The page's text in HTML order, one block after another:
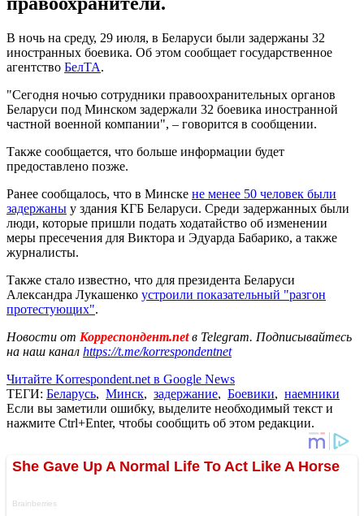
В ночь на среду, 29 июля, в Беларуси были задержаны 32
иностранных боевика. Об этом сообщает государственное
агентство БелТА.
"Сегодня ночью сотрудники правоохранительных органов
Беларуси под Минском задержали 32 боевика иностранной
частной военной компании", – говорится в сообщении.
Также сообщается, что больше информации будет
предоставлено позже.
Ранее сообщалось, что в Минске не менее 50 человек были
задержаны у здания КГБ Беларуси. Среди задержанных были
люди, которые пришли подать ходатайство об изменении
меры пресечения для Виктора и Эдуарда Бабарико, а также
журналисты.
Также стало известно, что для президента Беларуси
Александра Лукашенко устроили показательный "разгон
протестующих".
Новости от Корреспондент.netв Telegram. Подписывайтесь
на наш канал https://t.me/korrespondentnet
Читайте Korrespondent.net в Google News
ТЕГИ: Беларусь, Минск, задержание, Боевики, наемники
Если вы заметили ошибку, выделите необходимый текст и
нажмите Ctrl+Enter, чтобы сообщить об этом редакции.